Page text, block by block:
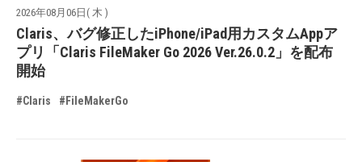
2026年08月06日( 木 )
Claris、バグ修正したiPhone/iPad用カスタムAppア
プリ「Claris FileMaker Go 2026 Ver.26.0.2」を配布
開始
#Claris #FileMakerGo